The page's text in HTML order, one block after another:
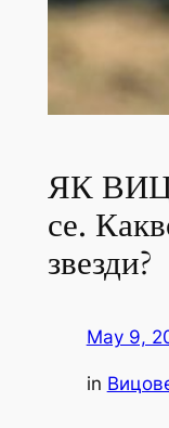
ЯК
се.
звезди?
May 9,
in